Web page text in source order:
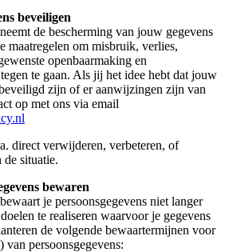
beveiligen
de bescherming van jouw gegevens
maatregelen om misbruik, verlies,
openbaarmaking en
te gaan. Als jij het idee hebt dat jouw
zijn of er aanwijzingen zijn van
op met ons via email
direct verwijderen, verbeteren, of
situatie.
bewaren
je persoonsgegevens niet langer
te realiseren waarvoor je gegevens
de volgende bewaartermijnen voor
van persoonsgegevens: